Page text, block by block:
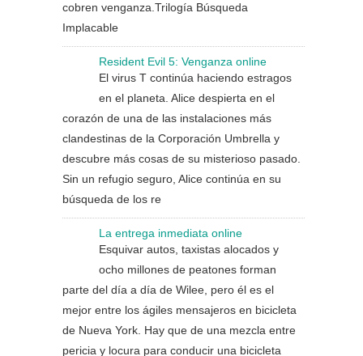
cobren venganza.Trilogía Búsqueda
Implacable
Resident Evil 5: Venganza online
El virus T continúa haciendo estragos
en el planeta. Alice despierta en el
corazón de una de las instalaciones más
clandestinas de la Corporación Umbrella y
descubre más cosas de su misterioso pasado.
Sin un refugio seguro, Alice continúa en su
búsqueda de los re
La entrega inmediata online
Esquivar autos, taxistas alocados y
ocho millones de peatones forman
parte del día a día de Wilee, pero él es el
mejor entre los ágiles mensajeros en bicicleta
de Nueva York. Hay que de una mezcla entre
pericia y locura para conducir una bicicleta